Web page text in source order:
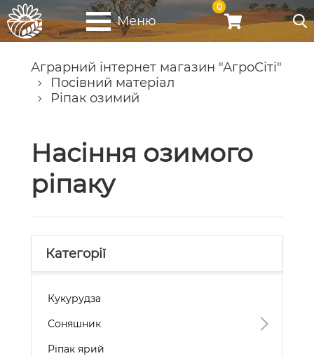
Меню
0
Аграрний інтернет магазин "АгроСіті"
Посівний матеріал
Ріпак озимий
Насіння озимого
ріпаку
Категорії
Кукурудза
Соняшник
Ріпак ярий